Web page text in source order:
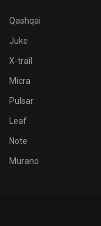
Qashqai
Juke
X-trail
Micra
Pulsar
Leaf
Note
Murano